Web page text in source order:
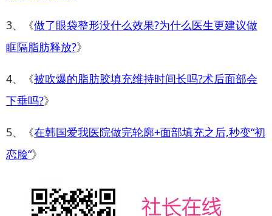
3、《做了眼袋整形没什么效果?为什么医生更建议做
眶隔脂肪释放?》
4、《被吹爆的脂肪胶填充维持时间长吗?术后面部会
下垂吗?》
5、《在韩国爱我医院做完轮廓+面部填充之后,秒变“初
恋脸“》